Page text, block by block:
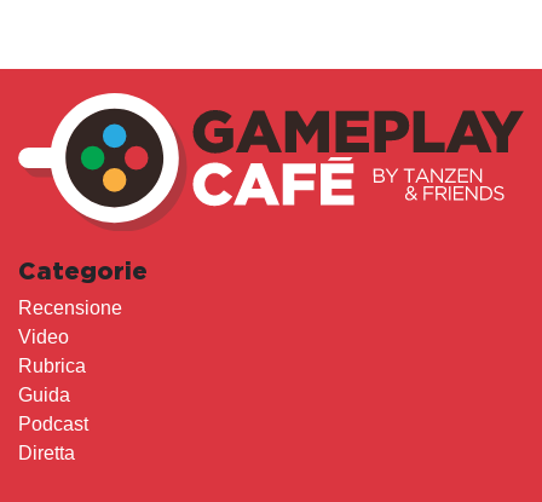
Categorie
Recensione
Video
Rubrica
Guida
Podcast
Diretta